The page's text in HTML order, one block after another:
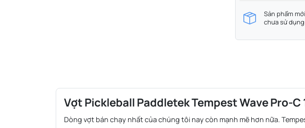
Sản phẩm
chưa sử dụng
Vợt Pickleball Paddletek Tempest Wave Pro-C
Dòng vợt bán chạy nhất của chúng tôi nay còn mạnh mẽ hơn nữa.